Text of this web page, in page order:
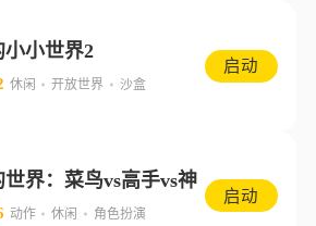
小小世界2
休闲 开放世界 沙盒
启动
世界：菜鸟vs高手vs神
动作 休闲 角色扮演
启动